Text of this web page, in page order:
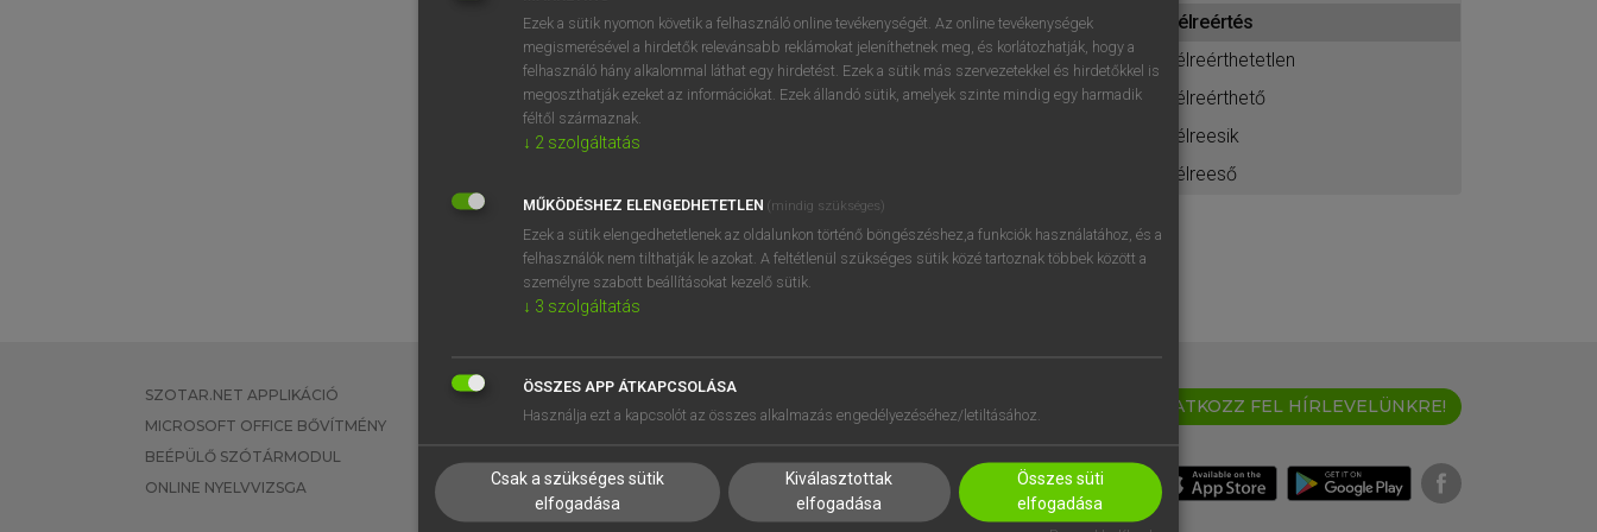
BELÉPÉS
próbaverziójának elindításához
regisztrálok ésbelépek.
REGISZTRÁCIÓ
félreértés
félreérthetetlen
félreérthető
félreesik
félreeső
SZOTAR.NET APPLIKÁCIÓ
MICROSOFT OFFICE BŐVÍTMÉNY
BEÉPÜLŐ SZÓTÁRMODUL
ONLINE NYELVVIZSGA
EGYÉNI FELHASZNÁLÓKNAK
TANULÓKNAK
VÁLLALATI MEGOLDÁSOK
SÚGÓ
RÓLUNK
SÜTI BEÁLLÍTÁSOK
IRATKOZZ FEL HÍRLEVELÜNKRE!
Ezek a sütik nyomon követik a felhasználó online tevékenységét. Az online tevékenységek
megismerésével a hirdetők relevánsabb reklámokat jeleníthetnek meg, és korlátozhatják, hogy a
felhasználó hány alkalommal láthat egy hirdetést. Ezek a sütik más szervezetekkel és hirdetőkkel is
megoszthatják ezeket az információkat. Ezek állandó sütik, amelyek szinte mindig egy harmadik
féltől származnak.
↓ 2 szolgáltatás
MŰKÖDÉSHEZ ELENGEDHETETLEN (mindig szükséges)
Ezek a sütik elengedhetetlenek az oldalunkon történő böngészéshez,a funkciók használatához, és a
felhasználók nem tilthatják le azokat. A feltétlenül szükséges sütik közé tartoznak többek között a
személyre szabott beállításokat kezelő sütik.
↓ 3 szolgáltatás
ÖSSZES APP ÁTKAPCSOLÁSA
Használja ezt a kapcsolót az összes alkalmazás engedélyezéséhez/letiltásához.
Csak a szükséges sütik
elfogadása
Kiválasztottak
elfogadása
Összes süti
elfogadása